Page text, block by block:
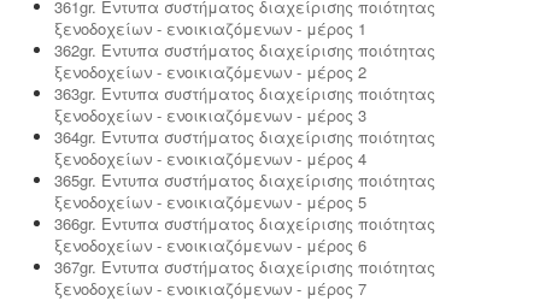
361gr. Εντυπα συστήματος διαχείρισης ποιότητας
ξενοδοχείων - ενοικιαζόμενων - μέρος 1
362gr. Εντυπα συστήματος διαχείρισης ποιότητας
ξενοδοχείων - ενοικιαζόμενων - μέρος 2
363gr. Εντυπα συστήματος διαχείρισης ποιότητας
ξενοδοχείων - ενοικιαζόμενων - μέρος 3
364gr. Εντυπα συστήματος διαχείρισης ποιότητας
ξενοδοχείων - ενοικιαζόμενων - μέρος 4
365gr. Εντυπα συστήματος διαχείρισης ποιότητας
ξενοδοχείων - ενοικιαζόμενων - μέρος 5
366gr. Εντυπα συστήματος διαχείρισης ποιότητας
ξενοδοχείων - ενοικιαζόμενων - μέρος 6
367gr. Εντυπα συστήματος διαχείρισης ποιότητας
ξενοδοχείων - ενοικιαζόμενων - μέρος 7